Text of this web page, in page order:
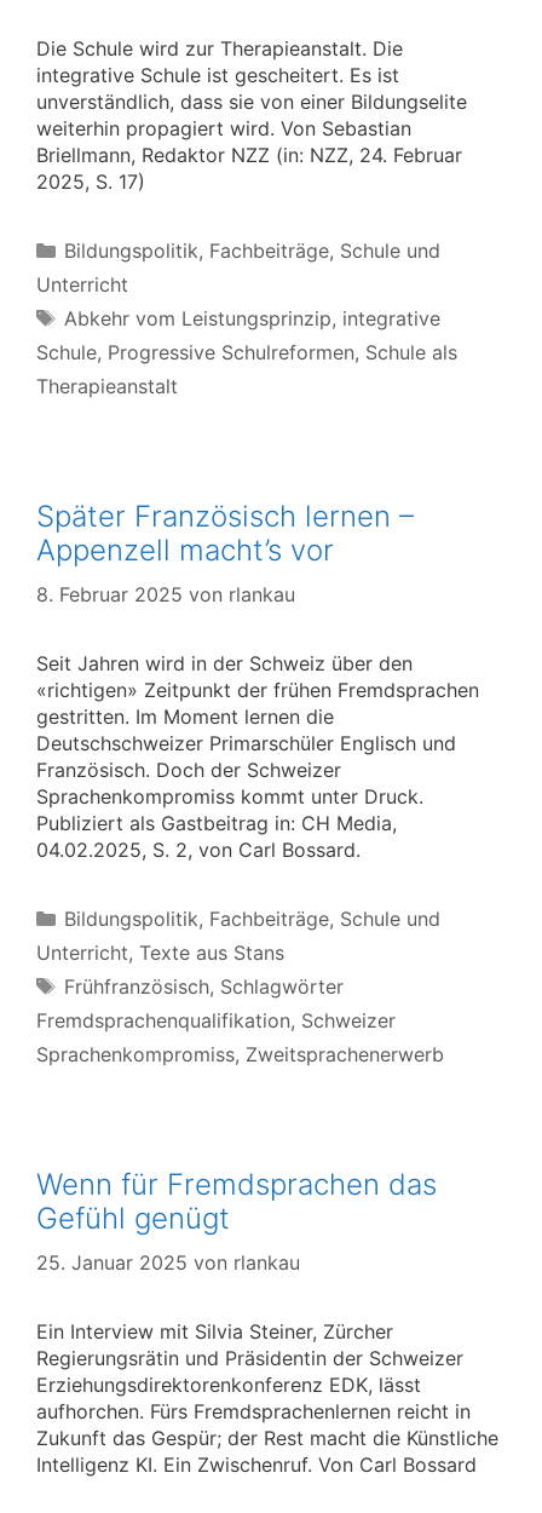
Die Schule wird zur Therapieanstalt. Die
integrative Schule ist gescheitert. Es ist
unverständlich, dass sie von einer Bildungselite
weiterhin propagiert wird. Von Sebastian
Briellmann, Redaktor NZZ (in: NZZ, 24. Februar
2025, S. 17)
Kategorien
Bildungspolitik, Fachbeiträge, Schule und
Unterricht
Schlagwörter
Abkehr vom Leistungsprinzip, integrative
Schule, Progressive Schulreformen, Schule als
Therapieanstalt
Später Französisch lernen –
Appenzell macht’s vor
8. Februar 2025 von rlankau
Seit Jahren wird in der Schweiz über den
«richtigen» Zeitpunkt der frühen Fremdsprachen
gestritten. Im Moment lernen die
Deutschschweizer Primarschüler Englisch und
Französisch. Doch der Schweizer
Sprachenkompromiss kommt unter Druck.
Publiziert als Gastbeitrag in: CH Media,
04.02.2025, S. 2, von Carl Bossard.
Kategorien
Bildungspolitik, Fachbeiträge, Schule und
Unterricht, Texte aus Stans
Schlagwörter
Frühfranzösisch, Schlagwörter
Fremdsprachenqualifikation, Schweizer
Sprachenkompromiss, Zweitsprachenerwerb
Wenn für Fremdsprachen das
Gefühl genügt
25. Januar 2025 von rlankau
Ein Interview mit Silvia Steiner, Zürcher
Regierungsrätin und Präsidentin der Schweizer
Erziehungsdirektorenkonferenz EDK, lässt
aufhorchen. Fürs Fremdsprachenlernen reicht in
Zukunft das Gespür; der Rest macht die Künstliche
Intelligenz KI. Ein Zwischenruf. Von Carl Bossard